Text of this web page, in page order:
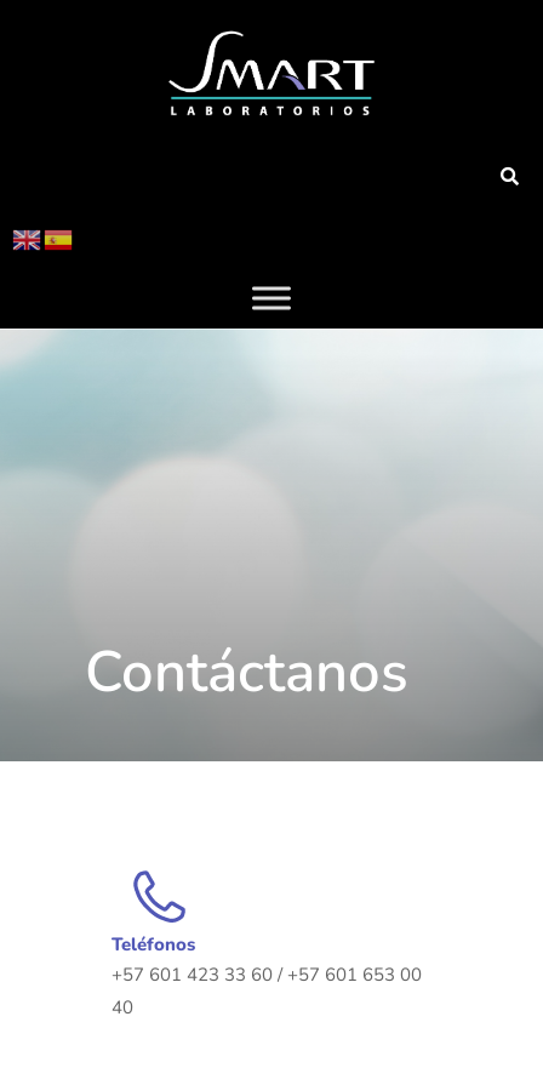
Contáctanos
Teléfonos
+57 601 423 33 60 / +57 601 653 00
40